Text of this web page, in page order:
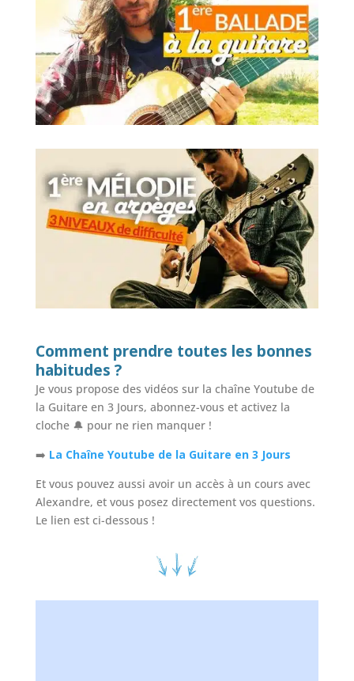
Comment prendre toutes les bonnes
habitudes ?
Je vous propose des vidéos sur la chaîne Youtube de
la Guitare en 3 Jours, abonnez-vous et activez la
cloche 🔔 pour ne rien manquer !
➡️ La Chaîne Youtube de la Guitare en 3 Jours
Et vous pouvez aussi avoir un accès à un cours avec
Alexandre, et vous posez directement vos questions.
Le lien est ci-dessous !